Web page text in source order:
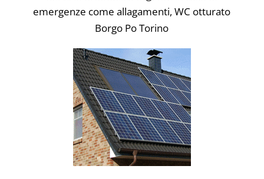
emergenze come allagamenti, WC otturato
Borgo Po Torino